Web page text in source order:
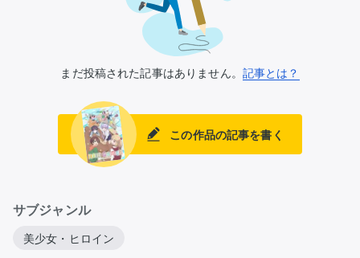
まだ投稿された記事はありません。 記事とは？
この作品の記事を書く
サブジャンル
美少女・ヒロイン